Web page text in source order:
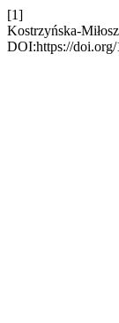
[1]
Kostrzyńska-
DOI:https://